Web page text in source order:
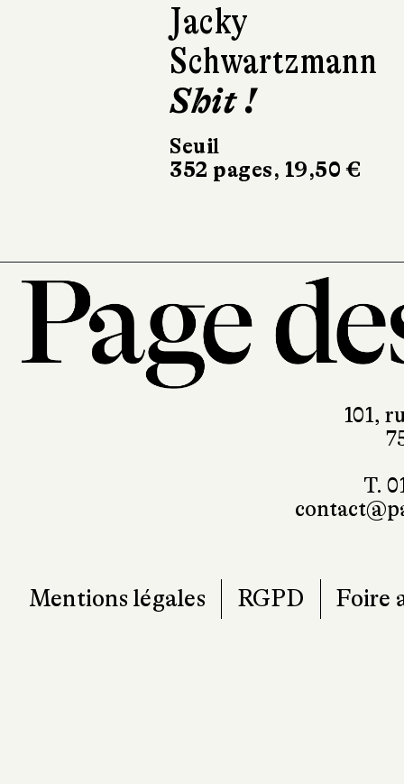
Jacky
Schwartzmann
Shit !
Seuil
352 pages, 19,50 €
101,
T.
Mentions légales RGPD Foire